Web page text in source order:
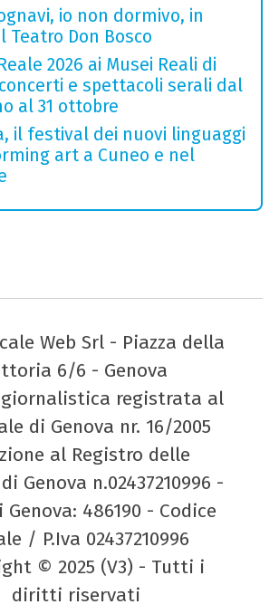
io non dormivo, in
Teatro Don Bosco
2026 ai Musei Reali di
e spettacoli serali dal
al 31 ottobre
il festival dei nuovi linguaggi
art a Cuneo e nel
Web Srl - Piazza della
6/6 - Genova
registrata al
di Genova nr. 16/2005
al Registro delle
Genova n.02437210996 -
Genova: 486190 - Codice
/ P.Iva 02437210996
© 2025 (V3) - Tutti i
diritti riservati